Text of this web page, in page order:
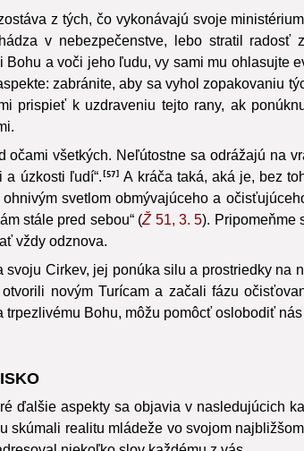
z tých, čo vykonávajú svoje
v nebezpečenstve, lebo stratil radosť
a voči jeho ľudu, vy sami mu ohlasujte
zabránite, aby sa vyhol zopakovaniu
prispieť k uzdraveniu tejto rany, ak
všetkých. Neľútostne sa odrážajú na
a úzkosti ľudí“.
A kráča taká, aká je, bez
svetlom obmývajúceho a
stále pred sebou“ (Ž 51, 3. 5). Pripomeňme
vždy odznova.
Cirkev, jej ponúka silu a prostriedky na
novým Turícam a začali fázu
Bohu, môžu pomôcť oslobodiť
ďalšie aspekty sa objavia v nasledujúcich
realitu mládeže vo svojom